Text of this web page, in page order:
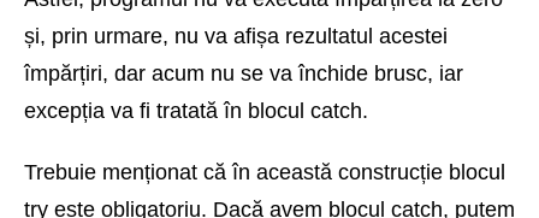
și, prin urmare, nu va afișa rezultatul acestei
împărțiri, dar acum nu se va închide brusc, iar
excepția va fi tratată în blocul catch.
Trebuie menționat că în această construcție blocul
try este obligatoriu. Dacă avem blocul catch, putem